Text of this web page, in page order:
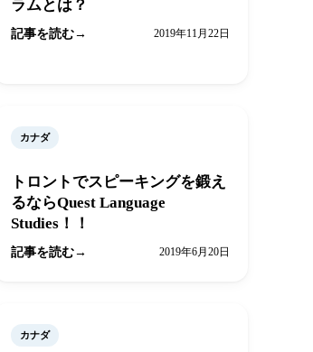
ラムとは？
記事を読む 2019年11月22日
カナダ
トロントでスピーキングを鍛え
るならQuest Language
Studies！！
記事を読む 2019年6月20日
カナダ